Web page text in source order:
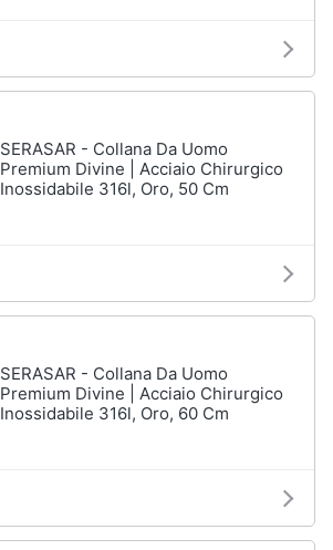
SERASAR - Collana Da Uomo
Premium Divine | Acciaio Chirurgico
Inossidabile 316l, Oro, 50 Cm
SERASAR - Collana Da Uomo
Premium Divine | Acciaio Chirurgico
Inossidabile 316l, Oro, 60 Cm